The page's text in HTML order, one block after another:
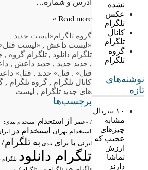
نشده
عکس
تلگرام
کانال
تلگرام
گروه
تلگرام
نوشته‌های
تازه
۱۰ سریال
مشابه
چیزهای
عجیب که
ارزش
تماشا
دارند
آدرس و شماره…
Read more »
گروه تلگرام«لیست جدید ,
«لیست داعش , «لیست قتل»
تلگرام دانلود , تلگرام گروه ,
, جدید جدید , جدید داعش ,
قتل» , قتل» جدید , قتل»
کانال تلگرام , گروه تلگرام ,
های جدید تلگرام , لیست
برچسب‌ها
/ «عصر از استخدام استخدام بندی:
استخدام تهران استخدام در
ایرانی با برای بندی به تلگرام/
تلگرام دانلود تلگرام